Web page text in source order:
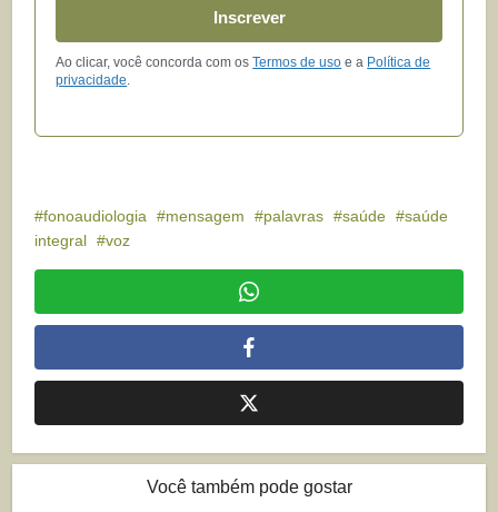
Inscrever
Ao clicar, você concorda com osTermos de uso e a Política de
privacidade
fonoaudiologia mensagem palavras saúde
saúde
integral
voz
Você também pode gostar